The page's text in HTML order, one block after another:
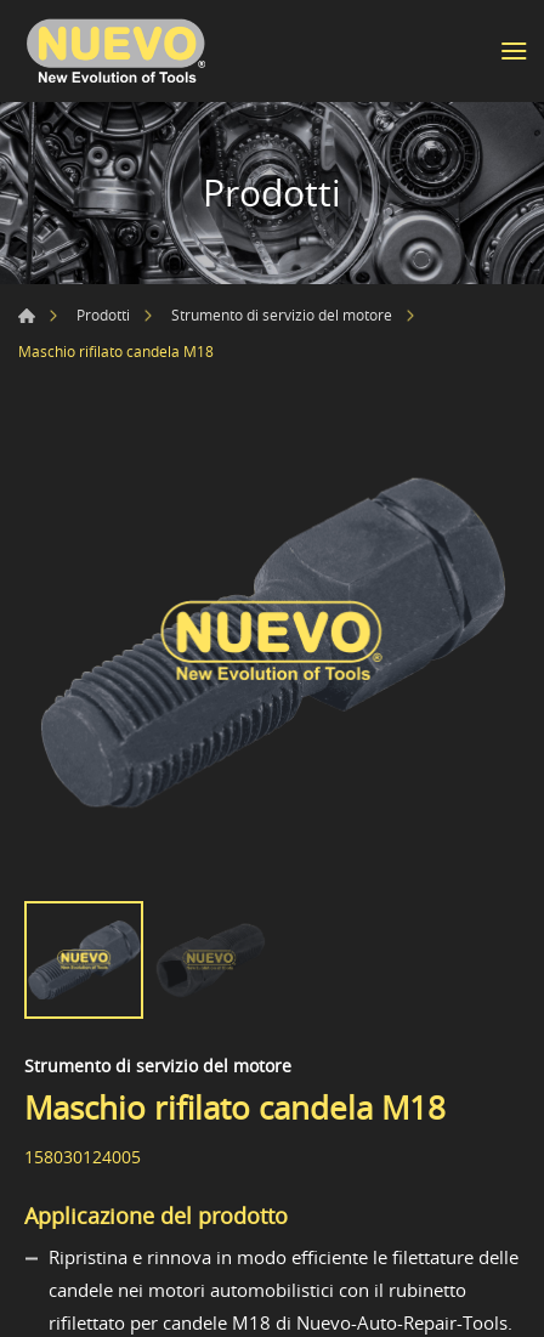
Prodotti
Prodotti
Strumento di servizio del motore
Maschio rifilato candela M18
Strumento di servizio del motore
Maschio rifilato candela M18
158030124005
Applicazione del prodotto
Ripristina e rinnova in modo efficiente le filettature delle
candele nei motori automobilistici con il rubinetto
rifilettato per candele M18 di Nuevo-Auto-Repair-Tools.